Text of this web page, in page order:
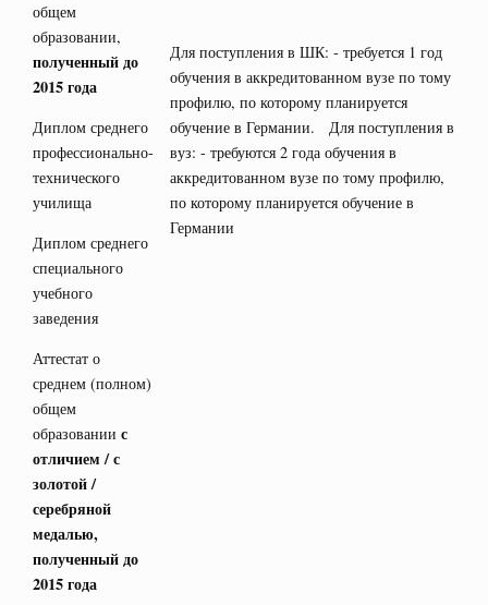
общем
образовании,
полученный до
2015 года
Для поступления в ШК: - требуется 1 год
обучения в аккредитованном вузе по тому
профилю, по которому планируется
обучение в Германии. Для поступления в
вуз: - требуются 2 года обучения в
аккредитованном вузе по тому профилю,
по которому планируется обучение в
Германии
Диплом среднего
профессионально-
технического
училища
Диплом среднего
специального
учебного
заведения
Аттестат о
среднем (полном)
общем
образовании с
отличием / с
золотой /
серебряной
медалью,
полученный до
2015 года